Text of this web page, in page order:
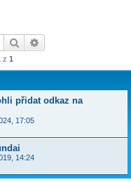
Hledat
z 1
přidat odkaz na
17:05
14:24